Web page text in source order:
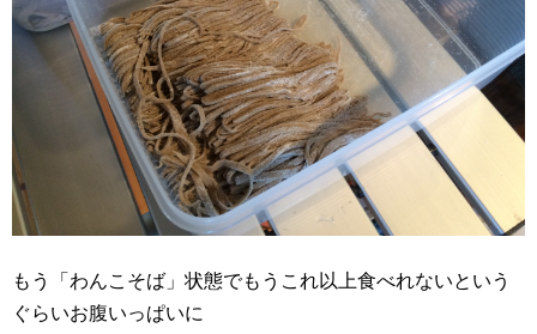
もう「わんこそば」状態でもうこれ以上食べれないという
ぐらいお腹いっぱいに